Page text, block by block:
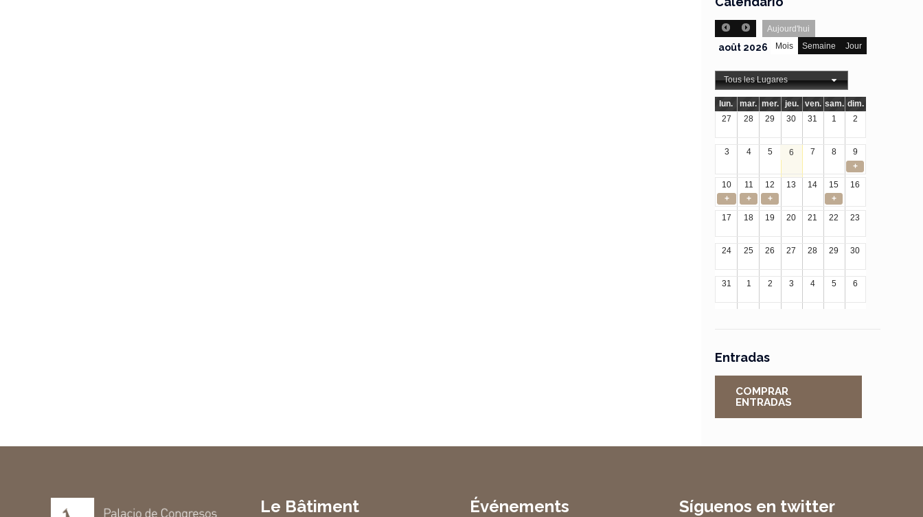
Aujourd'hui
Mois
Semaine Jour
août 2026
Tous les Lugares
lun. mar. mer. jeu. ven. sam. dim.
27
28 29 30 31 1 2
3 4 5 6 7 8
9
+
10
11 12 13 14 15
16
+
+ +
+
17
18 19 20 21 22 23
24 25 26 27 28 29 30
31 1 2 3 4 5 6
Entradas
COMPRAR
ENTRADAS
Le Bâtiment Événements Síguenos en twitter